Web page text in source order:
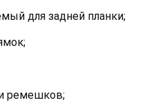
для задней планки;
ремешков;